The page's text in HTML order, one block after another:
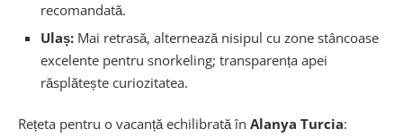
recomandată.
Ulaș: Mai retrasă, alternează nisipul cu zone stâncoase
excelente pentru snorkeling; transparența apei
răsplătește curiozitatea.
Rețeta pentru o vacanță echilibrată în Alanya Turcia: